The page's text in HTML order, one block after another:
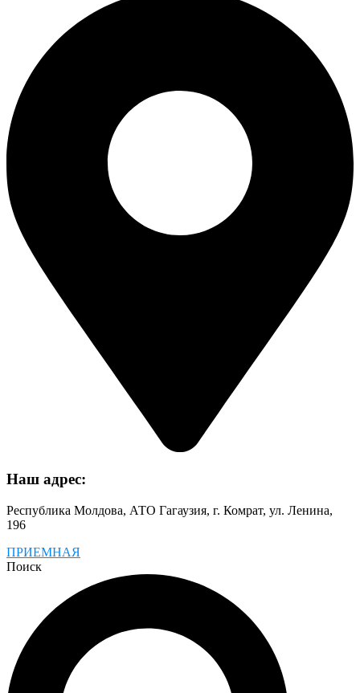
Наш адрес:
Республика Молдова, АТО Гагаузия, г. Комрат, ул. Ленина,
196
ПРИЕМНАЯ
Поиск